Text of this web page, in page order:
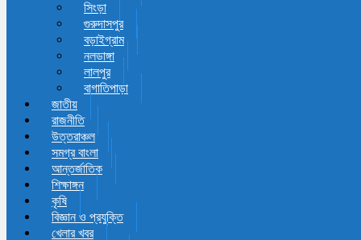
সিংড়া
গুরুদাসপুর
বড়াইগ্রাম
নলডাঙ্গা
লালপুর
বাগাতিপাড়া
জাতীয়
রাজনীতি
উত্তরাঞ্চল
সমগ্র বাংলা
আন্তর্জাতিক
শিক্ষাঙ্গন
কৃষি
বিজ্ঞান ও প্রযুক্তি
খেলার খবর